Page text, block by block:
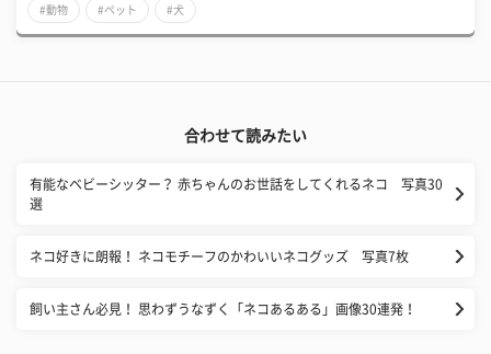
#動物 #ペット #犬
合わせて読みたい
有能なベビーシッター？ 赤ちゃんのお世話をしてくれるネコ 写真30
選
ネコ好きに朗報！ ネコモチーフのかわいいネコグッズ 写真7枚
飼い主さん必見！ 思わずうなずく「ネコあるある」画像30連発！